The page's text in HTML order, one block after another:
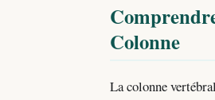
Colonne
La colonne